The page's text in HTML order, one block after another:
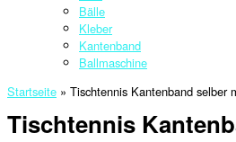
Bälle
Kleber
Kantenband
Ballmaschine
Startseite » Tischtennis Kantenband selber
Tischtennis